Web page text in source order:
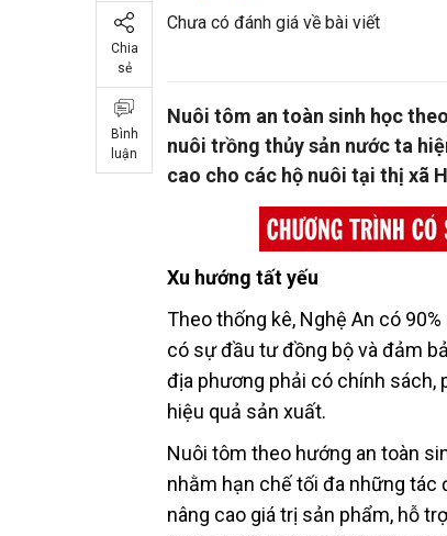
Chia
sẻ
Bình
luận
Chưa có đánh giá về bài viết
Nuôi tôm an toàn sinh học
nuôi trồng thủy sản nước ta
cao cho các hộ nuôi tại thị xã
Xu hướng tất yếu
Theo thống kê, Nghệ An có
có sự đầu tư đồng bộ và đảm
địa phương phải có chính sách,
hiệu quả sản xuất.
Nuôi tôm theo hướng an toàn
nhằm hạn chế tối đa những tác
nâng cao giá trị sản phẩm, hỗ